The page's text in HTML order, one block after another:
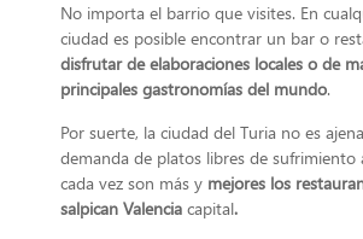
No importa el barrio que visites. En
ciudad es posible encontrar un bar o
disfrutar de elaboraciones locales o de
principales gastronomías del mundo.
Por suerte, la ciudad del Turia no es
demanda de platos libres de sufrimiento
cada vez son más y mejores los
salpican Valencia capital.